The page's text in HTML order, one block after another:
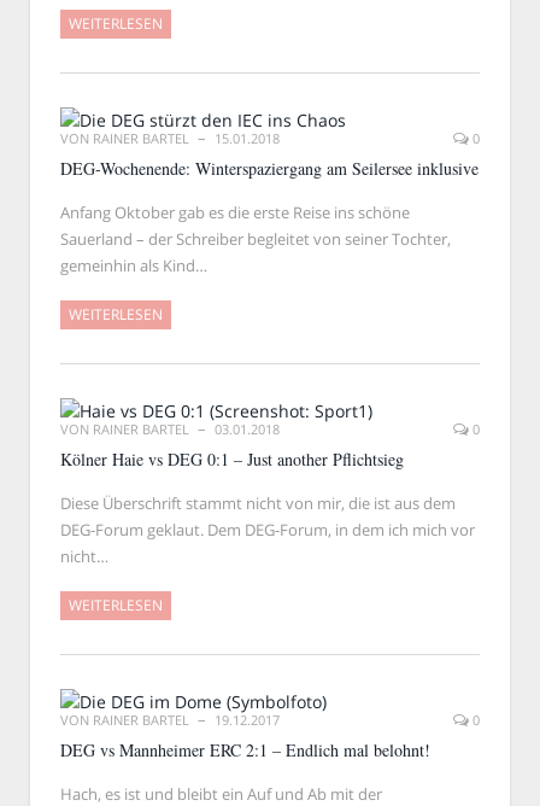
WEITERLESEN
VON RAINER BARTEL 15.01.2018 0
DEG-Wochenende: Winterspaziergang am Seilersee inklusive
Anfang Oktober gab es die erste Reise ins schöne
Sauerland – der Schreiber begleitet von seiner Tochter,
gemeinhin als Kind…
WEITERLESEN
VON RAINER BARTEL 03.01.2018 0
Kölner Haie vs DEG 0:1 – Just another Pflichtsieg
Diese Überschrift stammt nicht von mir, die ist aus dem
DEG-Forum geklaut. Dem DEG-Forum, in dem ich mich vor
nicht…
WEITERLESEN
VON RAINER BARTEL 19.12.2017 0
DEG vs Mannheimer ERC 2:1 – Endlich mal belohnt!
Hach, es ist und bleibt ein Auf und Ab mit der